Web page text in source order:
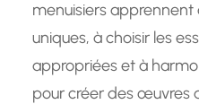
menuisiers
uniques, à choisir les
appropriées et à
pour créer des œuvres